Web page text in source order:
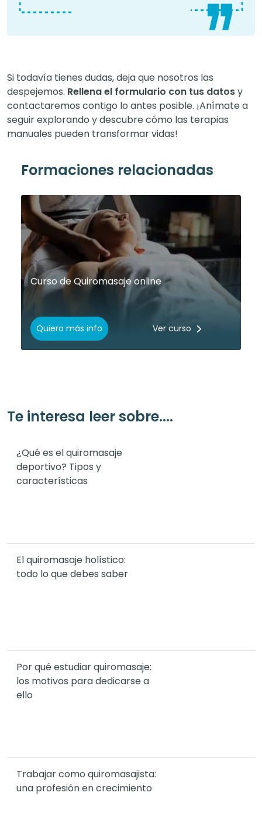
Si todavía tienes dudas, deja que nosotros las
despejemos. Rellena el formulario con tus datosy
contactaremos contigo lo antes posible. ¡Anímate a
seguir explorando y descubre cómo las terapias
manuales pueden transformar vidas!
Formaciones relacionadas
Curso de Quiromasaje online
Quiero más info Ver curso
Te interesa leer sobre....
¿Qué es el quiromasaje
deportivo? Tipos y
características
El quiromasaje holístico:
todo lo que debes saber
Por qué estudiar quiromasaje:
los motivos para dedicarse a
ello
Trabajar como quiromasajista:
una profesión en crecimiento